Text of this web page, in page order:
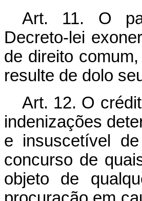
Art. 11. O
Decreto-lei
de direito
resulte de dolo
Art. 12. O
indenizações
e insuscetível
concurso de
objeto de